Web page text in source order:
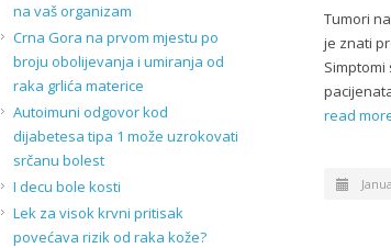
Tumori
je znati
read
na vaš organizam
Crna Gora na prvom mjestu po
broju obolijevanja i umiranja od
raka grlića materice
Autoimuni odgovor kod
dijabetesa tipa 1 može uzrokovati
srčanu bolest
I decu bole kosti
Lek za visok krvni pritisak
povećava rizik od raka kože?